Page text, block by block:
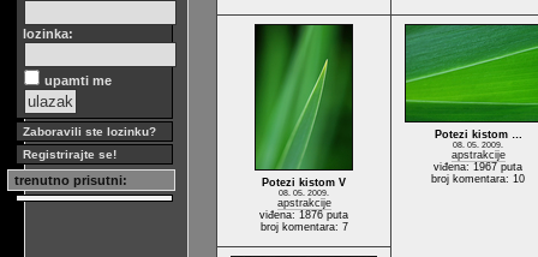
lozinka:
upamti me
Zaboravili ste lozinku?
Registrirajte se!
trenutno prisutni: Potezi kistom V
08. 05. 2009.
apstrakcije
viđena: 1876 puta
broj komentara: 7
Potezi kistom …
08. 05. 2009.
apstrakcije
viđena: 1967 puta
broj komentara: 10